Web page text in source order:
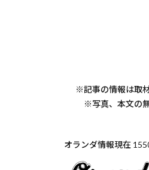
※記事の情報は取
※写真、本文の
オランダ情報現在